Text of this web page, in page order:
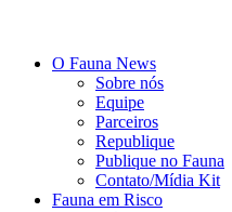
O Fauna News
Sobre nós
Equipe
Parceiros
Republique
Publique no Fauna
Contato/Mídia Kit
Fauna em Risco